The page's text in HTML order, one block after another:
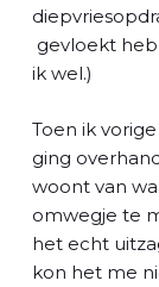
gevloekt
ik wel.)
Toen ik
ging
woont van
omwegje te
het echt
kon het me